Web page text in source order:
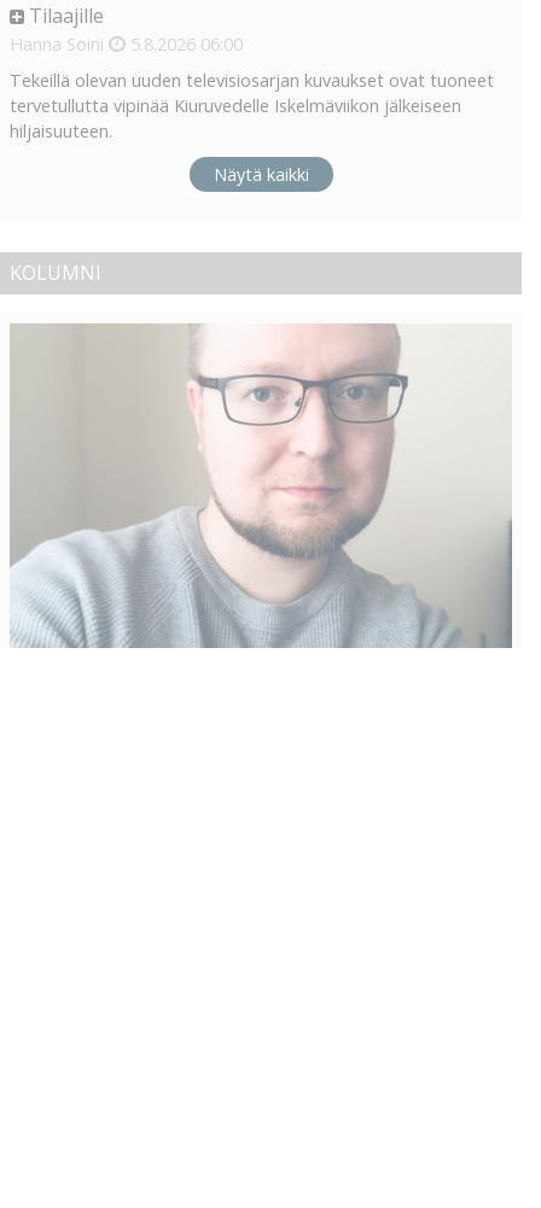
Tilaajille
Hanna Soini 5.8.2026 06:00
Tekeillä olevan uuden televisiosarjan kuvaukset ovat tuoneet
tervetullutta vipinää Kiuruvedelle Iskelmäviikon jälkeiseen
hiljaisuuteen.
Näytä kaikki
KOLUMNI